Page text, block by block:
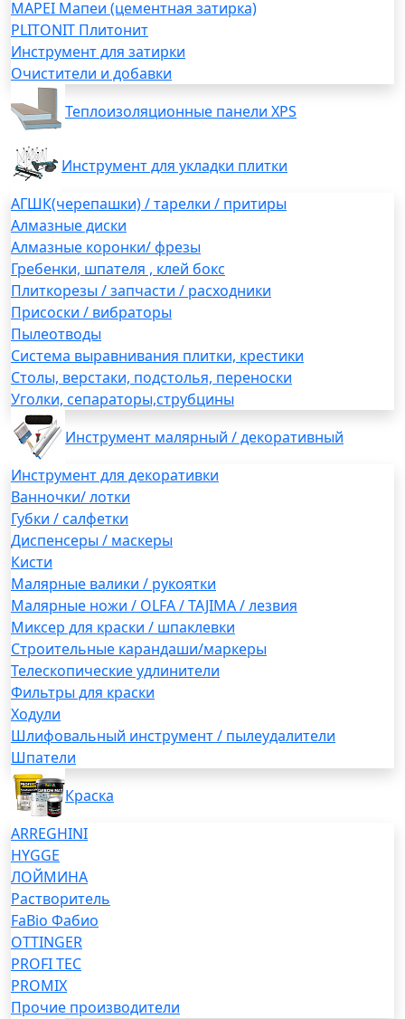
MAPEI Мапеи (цементная затирка)
PLITONIT Плитонит
Инструмент для затирки
Очистители и добавки
Теплоизоляционные панели XPS
Инструмент для укладки плитки
АГШК(черепашки) / тарелки / притиры
Алмазные диски
Алмазные коронки/ фрезы
Гребенки, шпателя , клей бокс
Плиткорезы / запчасти / расходники
Присоски / вибраторы
Пылеотводы
Система выравнивания плитки, крестики
Столы, верстаки, подстолья, переноски
Уголки, сепараторы,струбцины
Инструмент малярный / декоративный
Инструмент для декоративки
Ванночки/ лотки
Губки / салфетки
Диспенсеры / маскеры
Кисти
Малярные валики / рукоятки
Малярные ножи / OLFA / TAJIMA / лезвия
Миксер для краски / шпаклевки
Строительные карандаши/маркеры
Телескопические удлинители
Фильтры для краски
Ходули
Шлифовальный инструмент / пылеудалители
Шпатели
Краска
ARREGHINI
HYGGE
ЛОЙМИНА
Растворитель
FaBio Фабио
OTTINGER
PROFI TEC
PROMIX
Прочие производители